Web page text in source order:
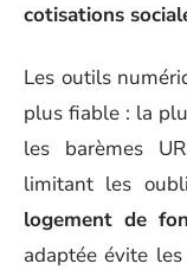
cotisations
Les outils
plus fiable : la
les barèmes
limitant les
logement de
adaptée évite